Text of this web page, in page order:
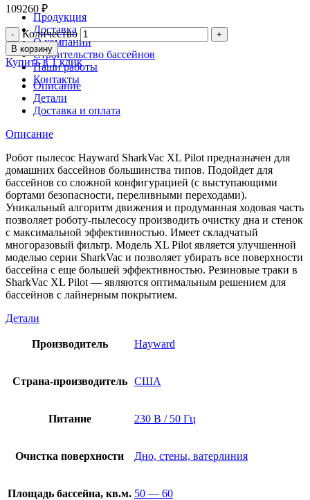
Продукция
Доставка
О компании
Строительство бассейнов
Наши работы
Контакты
109260 ₽
Количество
В корзину
Купить в 1 клик
Описание
Детали
Доставка и оплата
Описание
Робот пылесос Hayward SharkVac XL Pilot предназначен для
домашних бассейнов большинства типов. Подойдет для
бассейнов со сложной конфигурацией (с выступающими
бортами безопасности, переливными переходами).
Уникальный алгоритм движения и продуманная ходовая часть
позволяет роботу-пылесосу производить очистку дна и стенок
с максимальной эффективностью. Имеет складчатый
многоразовый фильтр. Модель XL Pilot является улучшенной
моделью серии SharkVac и позволяет убирать все поверхности
бассейна с еще большей эффективностью. Резиновые траки в
SharkVac XL Pilot — являются оптимальным решением для
бассейнов с лайнерным покрытием.
Детали
Производитель Hayward
Страна-производитель США
Питание 230 В / 50 Гц
Очистка поверхности Дно, стены, ватерлиния
Площадь бассейна, кв.м. 50 — 60